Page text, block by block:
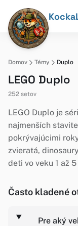
Domov Témy Duplo
LEGO Duplo
252 setov
LEGO Duplo je
najmenších
pokrývajúcimi
zvieratá,
deti vo veku 1 až 5
Často kladené
Pre aký